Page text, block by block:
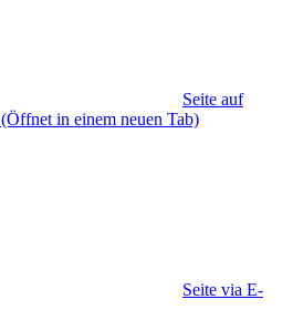
Seite auf
(Öffnet in einem neuen Tab)
Seite via E-